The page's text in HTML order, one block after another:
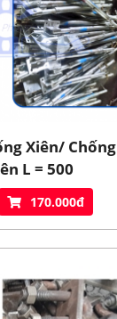
Xiên/ Chống
L = 500
170.000đ